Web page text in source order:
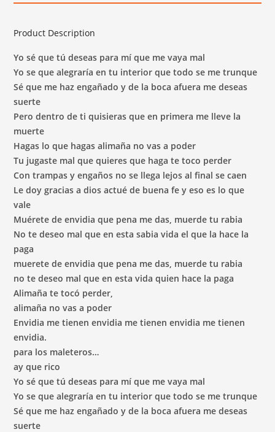
Product Description
Yo sé que tú deseas para mí que me vaya mal
Yo se que alegraría en tu interior que todo se me trunque
Sé que me haz engañado y de la boca afuera me deseas
suerte
Pero dentro de ti quisieras que en primera me lleve la
muerte
Hagas lo que hagas alimaña no vas a poder
Tu jugaste mal que quieres que haga te toco perder
Con trampas y engaños no se llega lejos al final se caen
Le doy gracias a dios actué de buena fe y eso es lo que
vale
Muérete de envidia que pena me das, muerde tu rabia
No te deseo mal que en esta sabia vida el que la hace la
paga
muerete de envidia que pena me das, muerde tu rabia
no te deseo mal que en esta vida quien hace la paga
Alimaña te tocó perder,
alimaña no vas a poder
Envidia me tienen envidia me tienen envidia me tienen
envidia.
para los maleteros…
ay que rico
Yo sé que tú deseas para mí que me vaya mal
Yo se que alegraría en tu interior que todo se me trunque
Sé que me haz engañado y de la boca afuera me deseas
suerte